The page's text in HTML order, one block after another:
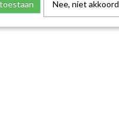
Nee, niet akkoord